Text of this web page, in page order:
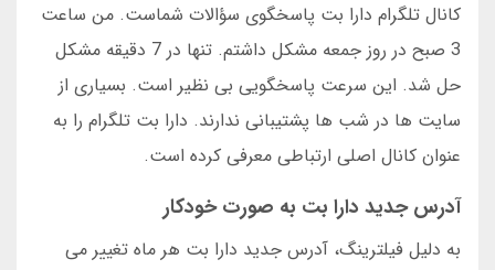
کانال تلگرام دارا بت پاسخگوی سؤالات شماست. من ساعت
3 صبح در روز جمعه مشکل داشتم. تنها در 7 دقیقه مشکل
حل شد. این سرعت پاسخگویی بی نظیر است. بسیاری از
سایت ها در شب ها پشتیبانی ندارند. دارا بت تلگرام را به
عنوان کانال اصلی ارتباطی معرفی کرده است.
آدرس جدید دارا بت به صورت خودکار
به دلیل فیلترینگ، آدرس جدید دارا بت هر ماه تغییر می